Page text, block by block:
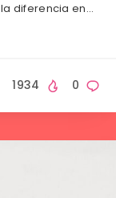
diferencia en…
0
1934